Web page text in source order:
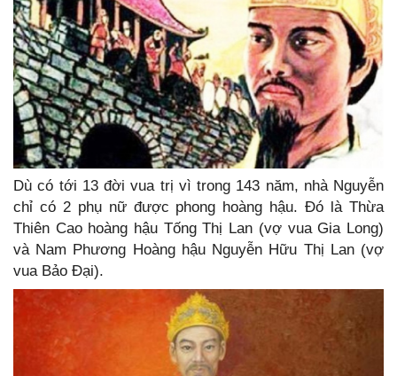
Dù có tới 13 đời vua trị vì trong 143 năm, nhà Nguyễn
chỉ có 2 phụ nữ được phong hoàng hậu. Đó là Thừa
Thiên Cao hoàng hậu Tống Thị Lan (vợ vua Gia Long)
và Nam Phương Hoàng hậu Nguyễn Hữu Thị Lan (vợ
vua Bảo Đại).